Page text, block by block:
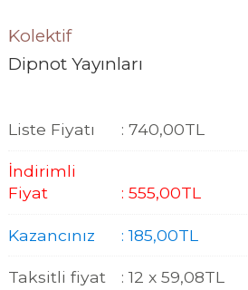
Kolektif
Dipnot Yayınları
Liste Fiyatı : 740,00TL
İndirimli
Fiyat
: 555,00TL
Kazancınız :185,00TL
Taksitli fiyat : 12 x 59,08TL